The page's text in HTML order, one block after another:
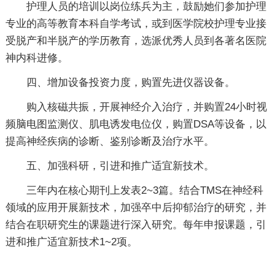
护理人员的培训以岗位练兵为主，鼓励她们参加护理
专业的高等教育本科自学考试，或到医学院校护理专业接
受脱产和半脱产的学历教育，选派优秀人员到各著名医院
神内科进修。
四、增加设备投资力度，购置先进仪器设备。
购入核磁共振，开展神经介入治疗，并购置24小时视
频脑电图监测仪、肌电诱发电位仪，购置DSA等设备，以
提高神经疾病的诊断、鉴别诊断及治疗水平。
五、加强科研，引进和推广适宜新技术。
三年内在核心期刊上发表2~3篇。结合TMS在神经科
领域的应用开展新技术，加强卒中后抑郁治疗的研究，并
结合在职研究生的课题进行深入研究。每年申报课题，引
进和推广适宜新技术1~2项。